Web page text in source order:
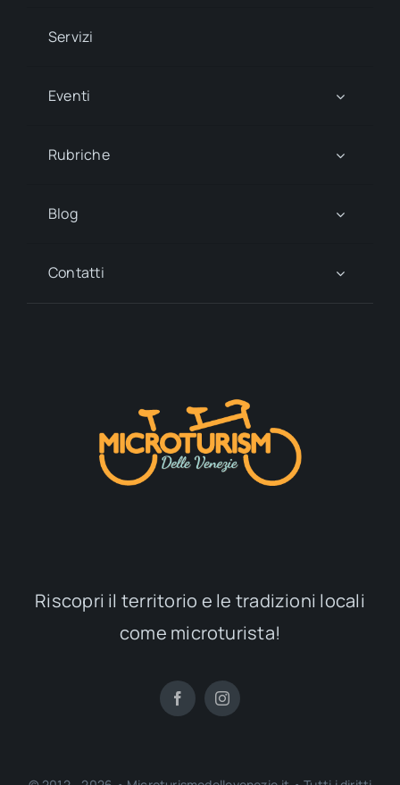
Servizi
Eventi
Rubriche
Blog
Contatti
Riscopri il territorio e le tradizioni locali
come microturista!